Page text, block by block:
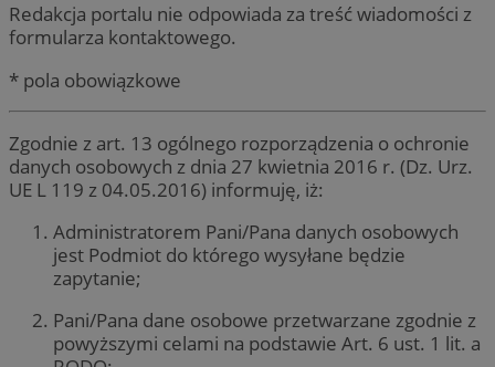
Redakcja portalu nie odpowiada za treść wiadomości z
formularza kontaktowego.
* pola obowiązkowe
Zgodnie z art. 13 ogólnego rozporządzenia o ochronie
danych osobowych z dnia 27 kwietnia 2016 r. (Dz. Urz.
UE L 119 z 04.05.2016) informuję, iż:
Administratorem Pani/Pana danych osobowych
jest Podmiot do którego wysyłane będzie
zapytanie;
Pani/Pana dane osobowe przetwarzane zgodnie z
powyższymi celami na podstawie Art. 6 ust. 1 lit. a